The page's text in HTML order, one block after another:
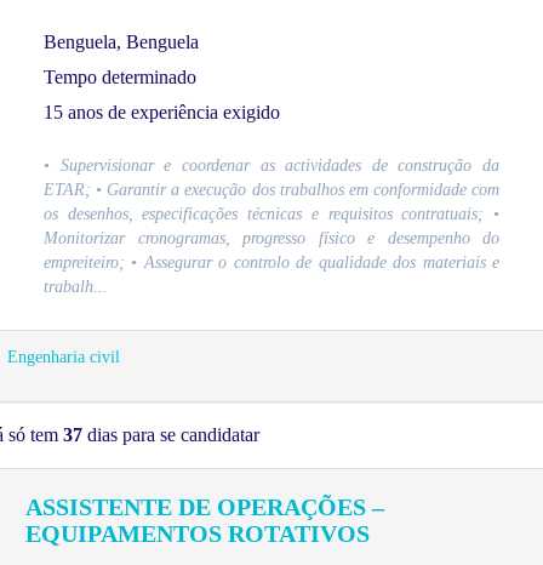
Benguela, Benguela
Tempo determinado
15 anos de experiência exigido
• Supervisionar e coordenar as actividades de construção da
ETAR; • Garantir a execução dos trabalhos em conformidade com
os desenhos, especificações técnicas e requisitos contratuais; •
Monitorizar cronogramas, progresso físico e desempenho do
empreiteiro; • Assegurar o controlo de qualidade dos materiais e
trabalh...
Engenharia civil
só tem 37 dias para se candidatar
ASSISTENTE DE OPERAÇÕES –
EQUIPAMENTOS ROTATIVOS